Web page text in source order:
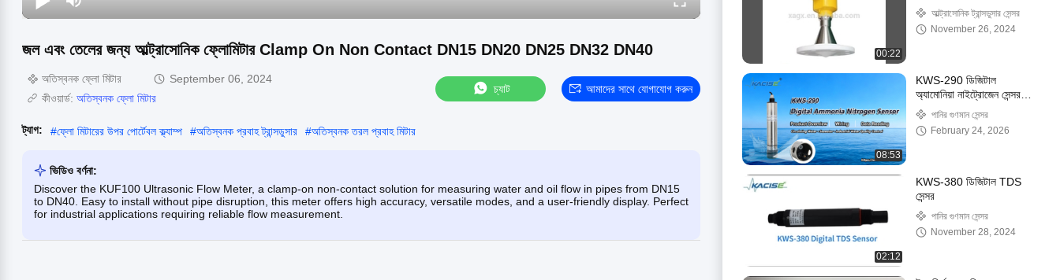
জল এবং তেলের জন্য আল্ট্রাসোনিক ফ্লোমিটার Clamp On Non Contact DN15 DN20 DN25 DN32 DN40
অতিস্বনক ফ্লো মিটার
September 06, 2024
কীওয়ার্ড: অতিস্বনক ফ্লো মিটার
চ্যাট আমাদের সাথে যোগাযোগ করুন
ট্যাগ: #ফ্লো মিটারের উপর পোর্টেবল ক্ল্যাম্প #অতিস্বনক প্রবাহ ট্রান্সডুসার #অতিস্বনক তরল প্রবাহ মিটার
ভিডিও বর্ণনা:
Discover the KUF100 Ultrasonic Flow Meter, a clamp-on non-contact solution for measuring water and oil flow in pipes from DN15
to DN40. Easy to install without pipe disruption, this meter offers high accuracy, versatile modes, and a user-friendly display. Perfect
for industrial applications requiring reliable flow measurement.
00:22
আল্ট্রাসোনিক ট্রান্সডুসার সেন্সর
November 26, 2024
08:53
KWS-290 ডিজিটাল
অ্যামোনিয়া নাইট্রোজেন সেন্সর
ওভারভিউ, ওয়্যারিং এবং ডেটা
রিডিং
পানির গুণমান সেন্সর
February 24, 2026
02:12
KWS-380 ডিজিটাল TDS
সেন্সর
পানির গুণমান সেন্সর
November 28, 2024